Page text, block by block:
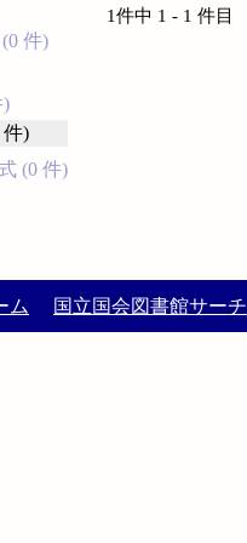
件)
)
件)
(0 件)
1件中 1 - 1 件目
ム 国立国会図書館サーチ